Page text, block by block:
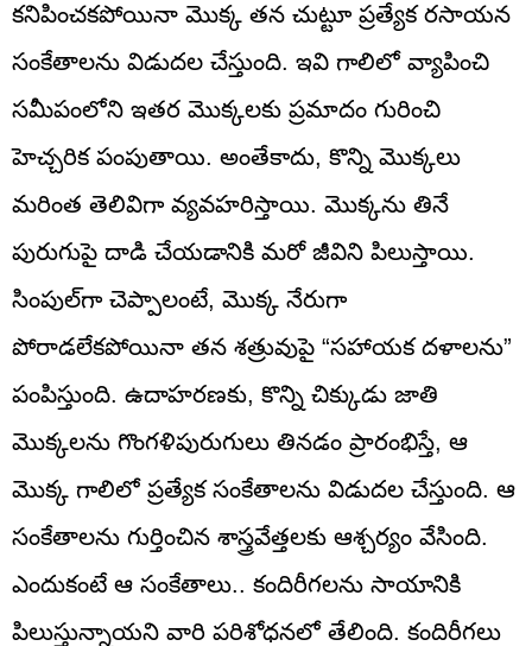
కనిపించకపోయినా మొక్క తన చుట్టూ ప్రత్యేక రసాయన
సంకేతాలను విడుదల చేస్తుంది. ఇవి గాలిలో వ్యాపించి
సమీపంలోని ఇతర మొక్కలకు ప్రమాదం గురించి
హెచ్చరిక పంపుతాయి. అంతేకాదు, కొన్ని మొక్కలు
మరింత తెలివిగా వ్యవహరిస్తాయి. మొక్కను తినే
పురుగుపై దాడి చేయడానికి మరో జీవిని పిలుస్తాయి.
సింపుల్‌గా చెప్పాలంటే, మొక్క నేరుగా
పోరాడలేకపోయినా తన శత్రువుపై “సహాయక దళాలను”
పంపిస్తుంది. ఉదాహరణకు, కొన్ని చిక్కుడు జాతి
మొక్కలను గొంగళిపురుగులు తినడం ప్రారంభిస్తే, ఆ
మొక్క గాలిలో ప్రత్యేక సంకేతాలను విడుదల చేస్తుంది. ఆ
సంకేతాలను గుర్తించిన శాస్త్రవేత్తలకు ఆశ్చర్యం వేసింది.
ఎందుకంటే ఆ సంకేతాలు.. కందిరీగలను సాయానికి
పిలుస్తున్నాయని వారి పరిశోధనలో తేలింది. కందిరీగలు